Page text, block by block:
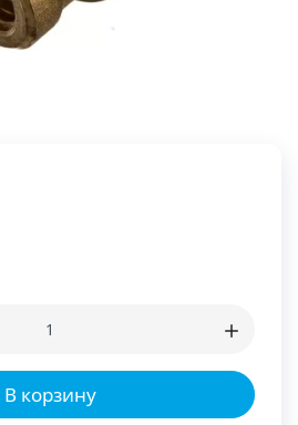
В корзину